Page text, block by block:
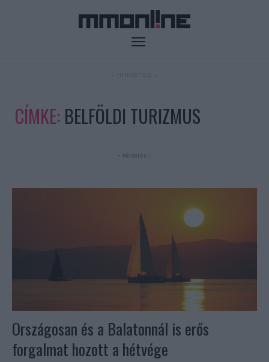
CÍMKE: BELFÖLDI TURIZMUS
- Hirdetés -
Országosan és a Balatonnál is erős
forgalmat hozott a hétvége